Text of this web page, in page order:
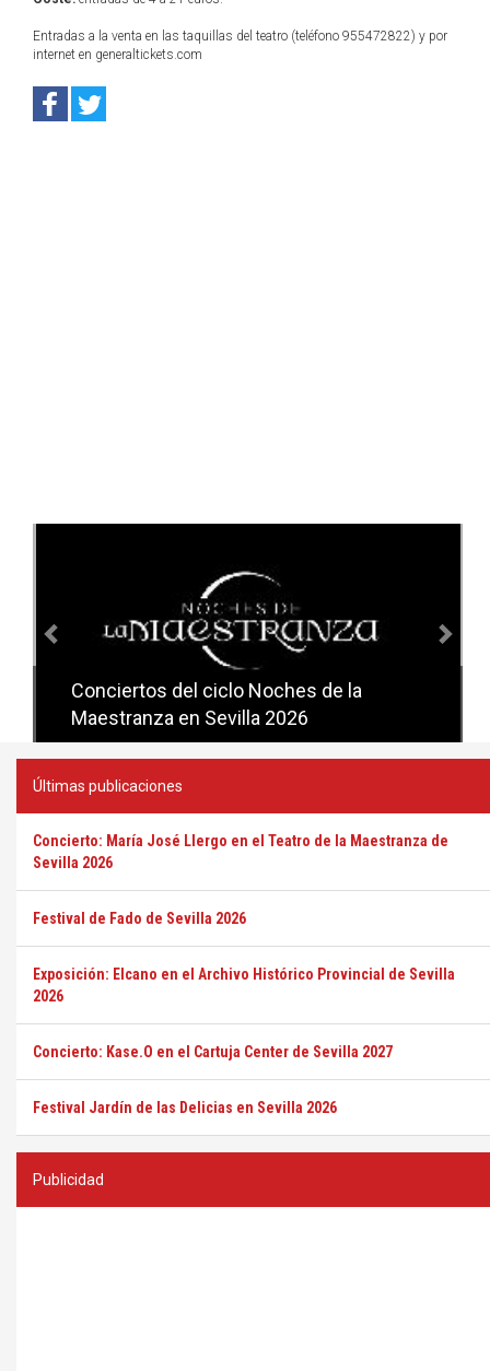
Entradas a la venta en las taquillas del teatro (teléfono 955472822) y por
internet en generaltickets.com
Conciertos del ciclo Noches de la
Maestranza en Sevilla 2026
Conciertos del ciclo Candlelight en
Sevilla
Últimas publicaciones
Concierto: María José Llergo en el Teatro de la Maestranza de
Sevilla 2026
Festival de Fado de Sevilla 2026
Exposición: Elcano en el Archivo Histórico Provincial de Sevilla
2026
Concierto: Kase.O en el Cartuja Center de Sevilla 2027
Festival Jardín de las Delicias en Sevilla 2026
Publicidad